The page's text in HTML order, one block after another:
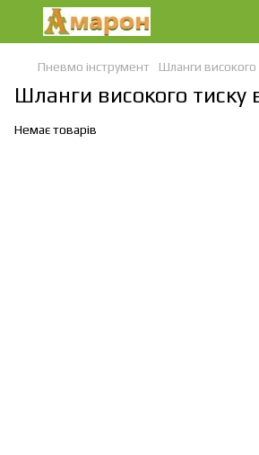
Пневмо інструмент Шланги високого
Шланги високого тиску
Немає товарів